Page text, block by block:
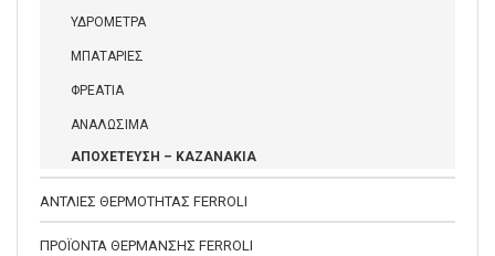
ΥΔΡΟΜΕΤΡΑ
ΜΠΑΤΑΡΙΕΣ
ΦΡΕΑΤΙΑ
ΑΝΑΛΩΣΙΜΑ
ΑΠΟΧΕΤΕΥΣΗ – ΚΑΖΑΝΑΚΙΑ
ΑΝΤΛΙΕΣ ΘΕΡΜΟΤΗΤΑΣ FERROLI
ΠΡΟΪΟΝΤΑ ΘΕΡΜΑΝΣΗΣ FERROLI